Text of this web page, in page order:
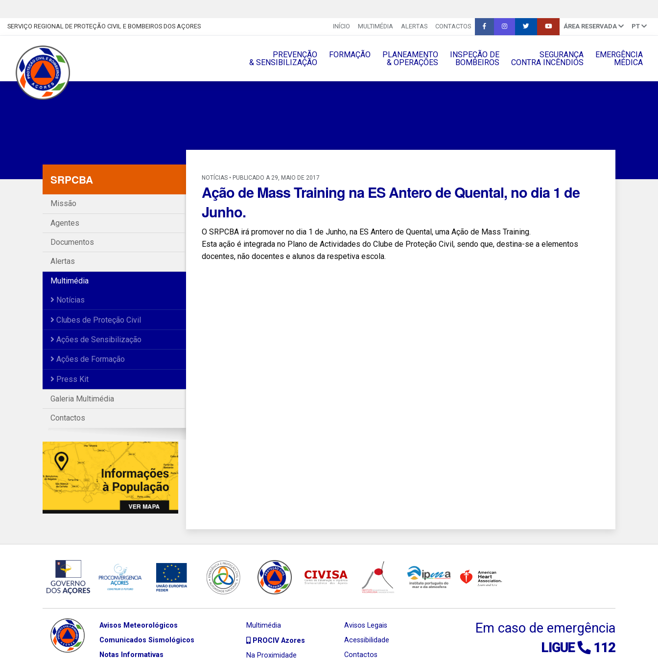
SERVIÇO REGIONAL DE PROTEÇÃO CIVIL E BOMBEIROS DOS AÇORES INÍCIO MULTIMÉDIA ALERTAS CONTACTOS ÁREA RESERVADA PT
PREVENÇÃO
& SENSIBILIZAÇÃO
FORMAÇÃO
PLANEAMENTO
& OPERAÇÔES
INSPEÇÃO DE
BOMBEIROS
SEGURANÇA
CONTRA INCÊNDIOS
EMERGÊNCIA
MÉDICA
SRPCBA
Missão
Agentes
Documentos
Alertas
Multimédia
Notícias
Clubes de Proteção Civil
Ações de Sensibilização
Ações de Formação
Press Kit
Galeria Multimédia
Contactos
NOTÍCIAS • PUBLICADO A 29, MAIO DE 2017
Ação de Mass Training na ES Antero de Quental, no dia 1 de
Junho.
O SRPCBA irá promover no dia 1 de Junho, na ES Antero de Quental, uma Ação de Mass Training.
Esta ação é integrada no Plano de Actividades do Clube de Proteção Civil, sendo que, destina-se a elementos
docentes, não docentes e alunos da respetiva escola.
Avisos Meteorológicos
Comunicados Sismológicos
Notas Informativas
Multimédia
PROCIV Azores
Na Proximidade
Avisos Legais
Acessibilidade
Contactos
Em caso de emergência
LIGUE
112